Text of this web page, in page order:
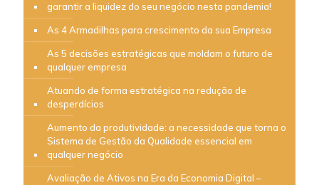
garantir a liquidez do seu negócio nesta pandemia!
As 4 Armadilhas para crescimento da sua Empresa
As 5 decisões estratégicas que moldam o futuro de
qualquer empresa
Atuando de forma estratégica na redução de
desperdícios
Aumento da produtividade: a necessidade que torna o
Sistema de Gestão da Qualidade essencial em
qualquer negócio
Avaliação de Ativos na Era da Economia Digital –